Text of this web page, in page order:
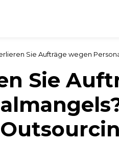
Sie Aufträge wegen
Sie